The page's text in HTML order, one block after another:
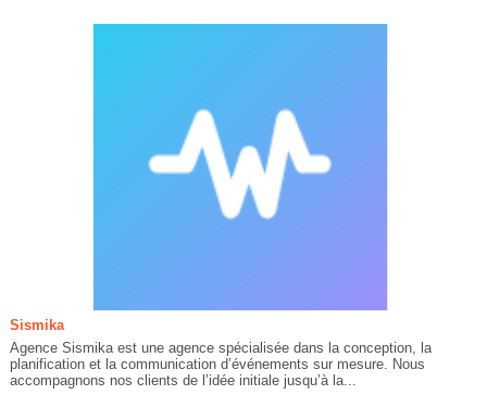
Sismika
Agence Sismika est une agence spécialisée dans la conception, la
planification et la communication d’événements sur mesure. Nous
accompagnons nos clients de l’idée initiale jusqu’à la...